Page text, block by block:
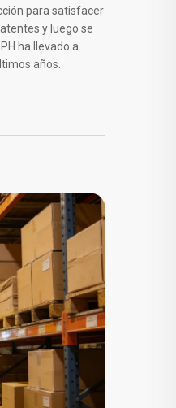
para satisfacer
y luego se
ha llevado a
años.